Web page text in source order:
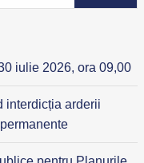
iulie 2026, ora 09,00
interdicția arderii